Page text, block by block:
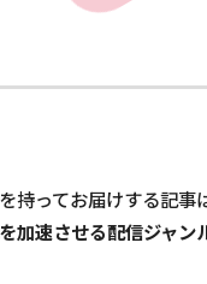
持ってお届けする記事
加速させる配信ジャン